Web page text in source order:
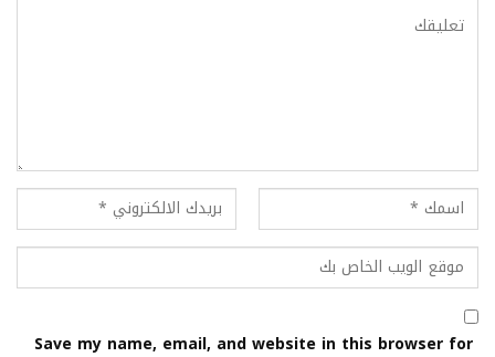
Save my name, email, and website in this browser for